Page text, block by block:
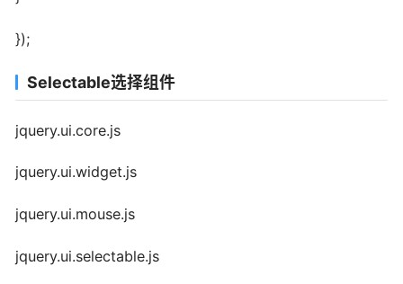
});
Selectable选择组件
jquery.ui.core.js
jquery.ui.widget.js
jquery.ui.mouse.js
jquery.ui.selectable.js